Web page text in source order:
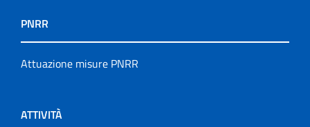
PNRR
Attuazione misure PNRR
ATTIVITÀ